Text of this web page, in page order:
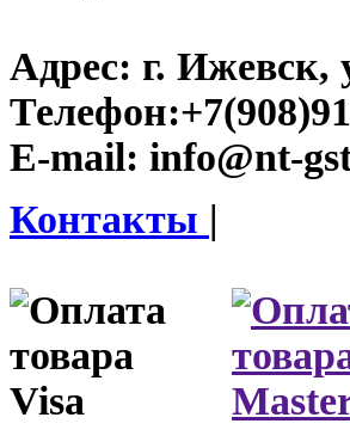
Адрес: г. Ижевск,
Телефон:
E-mail: info@nt-
Контакты |